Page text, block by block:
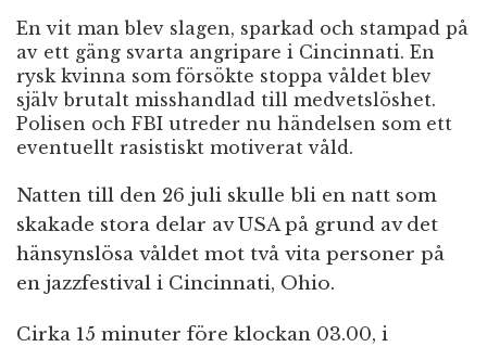
En vit man blev slagen, sparkad och stampad på
av ett gäng svarta angripare i Cincinnati. En
rysk kvinna som försökte stoppa våldet blev
själv brutalt misshandlad till medvetslöshet.
Polisen och FBI utreder nu händelsen som ett
eventuellt rasistiskt motiverat våld.
Natten till den 26 juli skulle bli en natt som
skakade stora delar av USA på grund av det
hänsynslösa våldet mot två vita personer på
en jazzfestival i Cincinnati, Ohio.
Cirka 15 minuter före klockan 03.00, i